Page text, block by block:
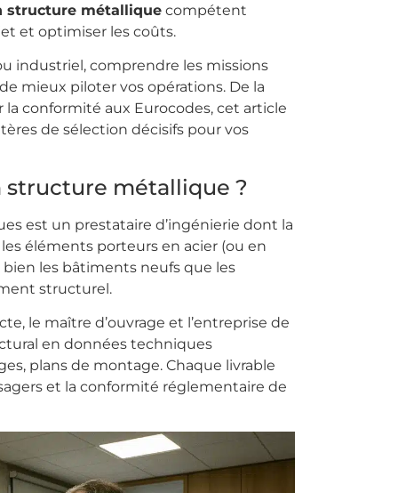
structure métallique compétent
et optimiser les coûts.
industriel, comprendre les missions
mieux piloter vos opérations. De la
conformité aux Eurocodes, cet article
de sélection décisifs pour vos
structure métallique ?
est un prestataire d’ingénierie dont la
éléments porteurs en acier (ou en
les bâtiments neufs que les
structurel.
le maître d’ouvrage et l’entreprise de
en données techniques
plans de montage. Chaque livrable
et la conformité réglementaire de